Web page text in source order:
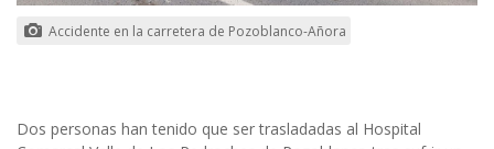
Accidente en la carretera de Pozoblanco-Añora
Dos personas han tenido que ser trasladadas al Hospital